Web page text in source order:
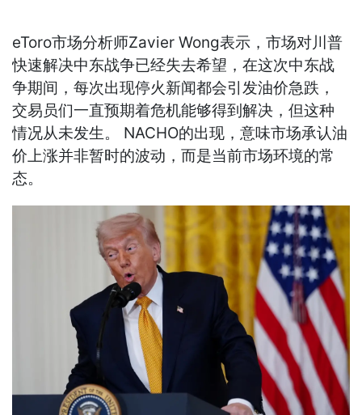
eToro市场分析师Zavier Wong表示，市场对川普
快速解决中东战争已经失去希望，在这次中东战
争期间，每次出现停火新闻都会引发油价急跌，
交易员们一直预期着危机能够得到解决，但这种
情况从未发生。 NACHO的出现，意味市场承认油
价上涨并非暂时的波动，而是当前市场环境的常
态。